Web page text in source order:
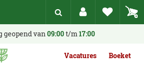
geopend van09:00t/m17:00
Vacatures Boeket